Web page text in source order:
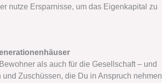
nutze Ersparnisse, um das Eigenkapital zu
als auch für die Gesellschaft – und
Zuschüssen, die Du in Anspruch nehmen